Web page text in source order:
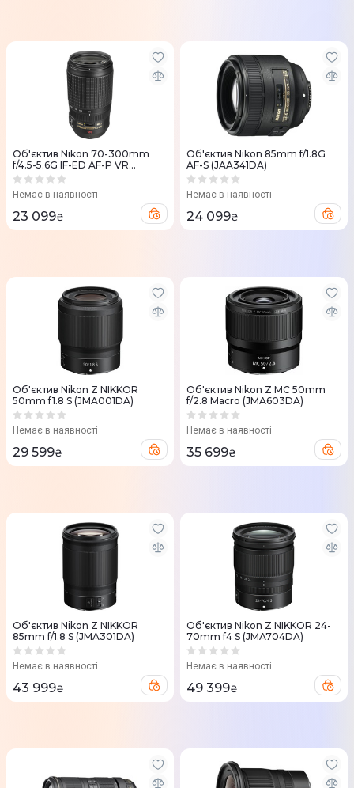
Об'єктив Nikon 70-300mm
f/4.5-5.6G IF-ED AF-P VR
(JAA833DA)
Немає в наявності
23 099₴
Об'єктив Nikon 85mm f/1.8G
AF-S (JAA341DA)
Немає в наявності
24 099₴
Об'єктив Nikon Z NIKKOR
50mm f1.8 S (JMA001DA)
Немає в наявності
29 599₴
Об'єктив Nikon Z MC 50mm
f/2.8 Macro (JMA603DA)
Немає в наявності
35 699₴
Об'єктив Nikon Z NIKKOR
85mm f/1.8 S (JMA301DA)
Немає в наявності
43 999₴
Об'єктив Nikon Z NIKKOR 24-
70mm f4 S (JMA704DA)
Немає в наявності
49 399₴